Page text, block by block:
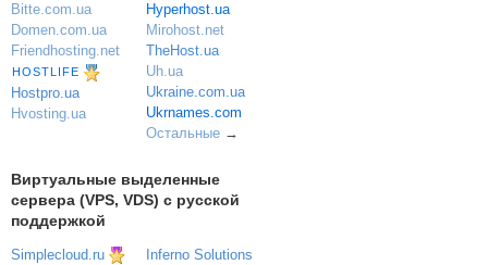
Bitte.com.ua
Domen.com.ua
Friendhosting.net
HOSTLIFE
Hostpro.ua
Hvosting.ua
Hyperhost.ua
Mirohost.net
TheHost.ua
Uh.ua
Ukraine.com.ua
Ukrnames.com
Остальные→
Виртуальные выделенные
сервера (VPS, VDS) с русской
поддержкой
Simplecloud.ru
Inferno Solutions